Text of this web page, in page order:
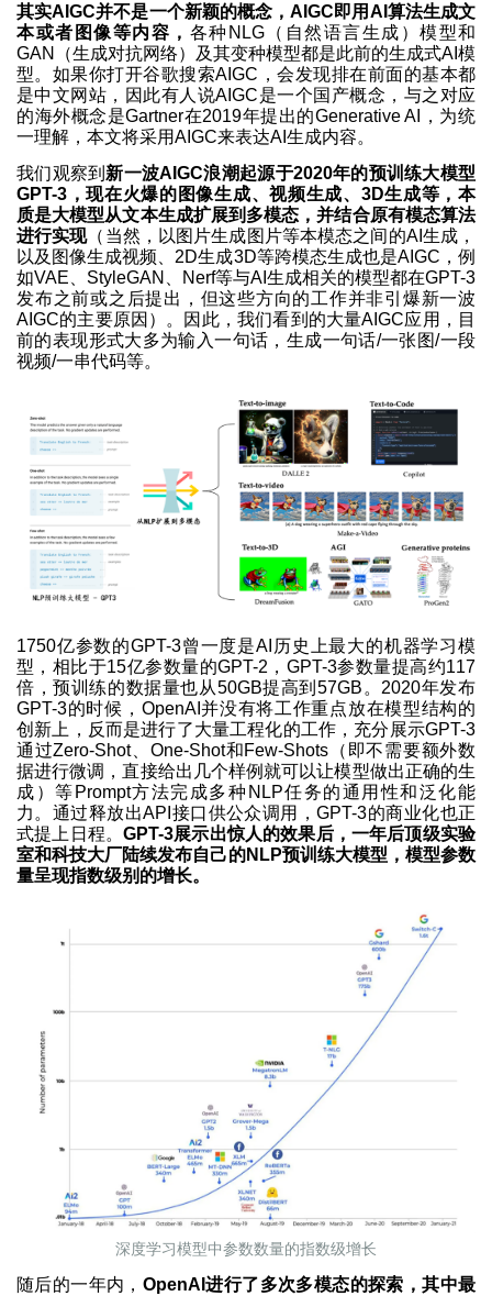
其实AIGC并不是一个新颖的概念，AIGC即用AI算法生成文
本或者图像等内容， 各种NLG（自然语言生成）模型和
GAN（生成对抗网络）及其变种模型都是此前的生成式AI模
型。如果你打开谷歌搜索AIGC，会发现排在前面的基本都
是中文网站，因此有人说AIGC是一个国产概念，与之对应
的海外概念是Gartner在2019年提出的Generative AI，为统
一理解，本文将采用AIGC来表达AI生成内容。
我们观察到 新一波AIGC浪潮起源于2020年的预训练大模型
GPT-3，现在火爆的图像生成、视频生成、3D生成等，本
质是大模型从文本生成扩展到多模态，并结合原有模态算法
进行实现（当然，以图片生成图片等本模态之间的AI生成，
以及图像生成视频、2D生成3D等跨模态生成也是AIGC，例
如VAE、StyleGAN、Nerf等与AI生成相关的模型都在GPT-3
发布之前或之后提出，但这些方向的工作并非引爆新一波
AIGC的主要原因）。因此，我们看到的大量AIGC应用，目
前的表现形式大多为输入一句话，生成一句话/一张图/一段
视频/一串代码等。
1750亿参数的GPT-3曾一度是AI历史上最大的机器学习模
型，相比于15亿参数量的GPT-2，GPT-3参数量提高约117
倍，预训练的数据量也从50GB提高到57GB。2020年发布
GPT-3的时候，OpenAI并没有将工作重点放在模型结构的
创新上，反而是进行了大量工程化的工作，充分展示GPT-3
通过Zero-Shot、One-Shot和Few-Shots（即不需要额外数
据进行微调，直接给出几个样例就可以让模型做出正确的生
成）等Prompt方法完成多种NLP任务的通用性和泛化能
力。通过释放出API接口供公众调用，GPT-3的商业化也正
式提上日程。GPT-3展示出惊人的效果后，一年后顶级实验
室和科技大厂陆续发布自己的NLP预训练大模型，模型参数
量呈现指数级别的增长。
深度学习模型中参数数量的指数级增长
随后的一年内， OpenAI进行了多次多模态的探索，其中最